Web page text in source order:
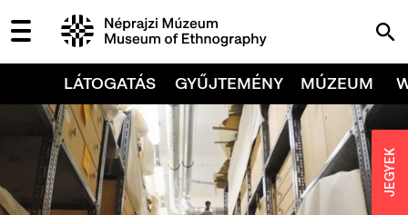
LÁTOGATÁS GYŰJTEMÉNY MÚZEUM
JEGYEK